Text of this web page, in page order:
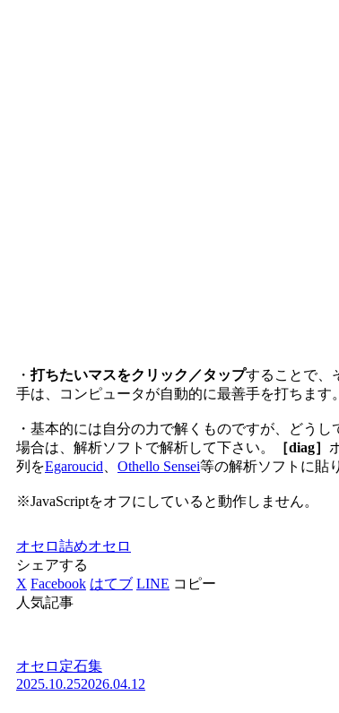
・打ちたいマスをクリック／タップすることで、
手は、コンピュータが自動的に最善手を打ちます。
・基本的には自分の力で解くものですが、どう
場合は、解析ソフトで解析して下さい。
［diag］
列をEgaroucid Othello Sensei等の解析ソフトに貼
※JavaScriptをオフにしていると動作しません。
オセロ詰めオセロ
シェアする
X Facebook はてブ LINE コピー
人気記事
オセロ定石集
2025.10.252026.04.12